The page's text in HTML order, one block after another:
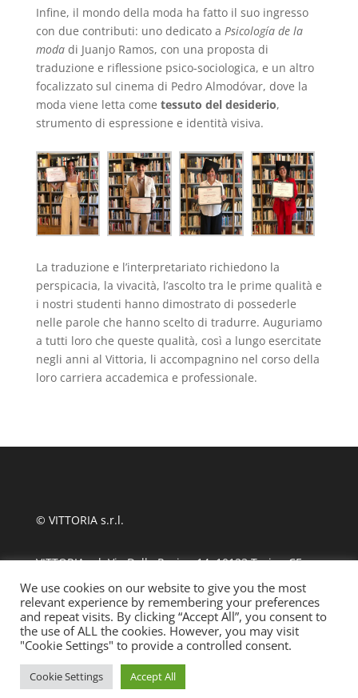
Infine, il mondo della moda ha fatto il suo ingresso
con due contributi: uno dedicato a Psicología de la
modadi Juanjo Ramos, con una proposta di
traduzione e riflessione psico-sociologica, e un altro
focalizzato sul cinema di Pedro Almodóvar, dove la
moda viene letta come tessuto del desiderio,
strumento di espressione e identità visiva.
La traduzione e l’interpretariato richiedono la
perspicacia, la vivacità, l’ascolto tra le prime qualità e
i nostri studenti hanno dimostrato di possederle
nelle parole che hanno scelto di tradurre. Auguriamo
a tutti loro che queste qualità, così a lungo esercitate
negli anni al Vittoria, li accompagnino nel corso della
loro carriera accademica e professionale.
© VITTORIA s.r.l.
VITTORIA srl, Via Delle Rosine 14, 10123 Torino CF
11124480010
tel +39 011 889870| fax 011 8123486
info@ssmlto.it
We use cookies on our website to give you the most
relevant experience by remembering your preferences
and repeat visits. By clicking “Accept All”, you consent to
the use of ALL the cookies. However, you may visit
"Cookie Settings" to provide a controlled consent.
Cookie Settings Accept All